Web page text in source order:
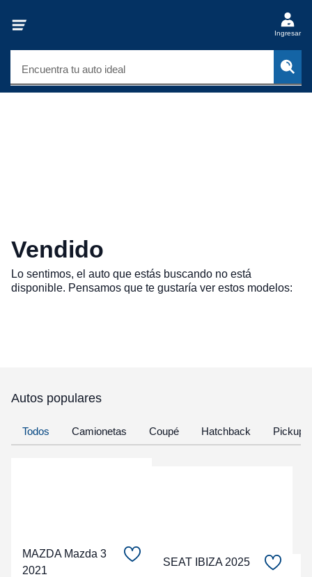
Ingresar
Encuentra tu auto ideal
Vendido
Lo sentimos, el auto que estás buscando no está
disponible. Pensamos que te gustaría ver estos modelos:
Autos populares
Todos Camionetas Coupé Hatchback Pickup
MAZDA Mazda 3
2021
SEAT IBIZA 2025